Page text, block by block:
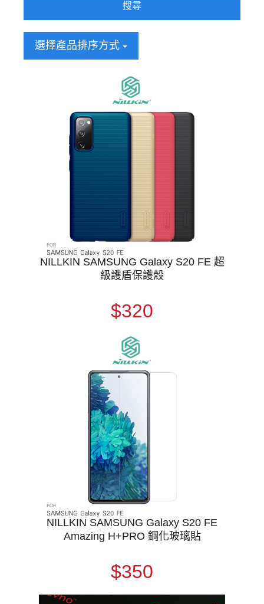
搜尋
選擇產品排序方式
NILLKIN SAMSUNG Galaxy S20 FE 超
級護盾保護殼
$320
NILLKIN SAMSUNG Galaxy S20 FE
Amazing H+PRO 鋼化玻璃貼
$350